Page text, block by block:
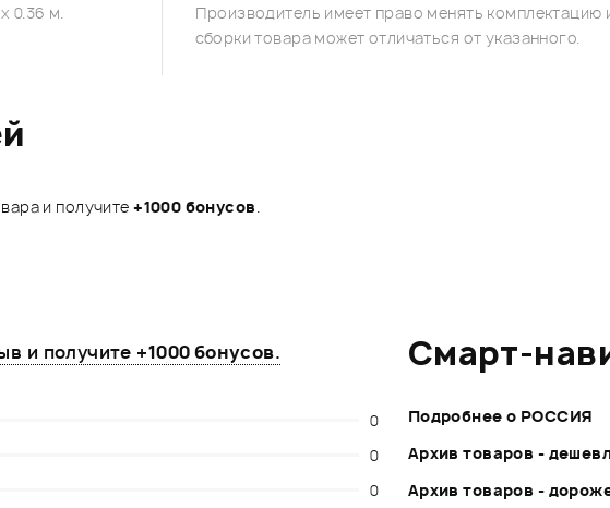
0.36 м.
Производитель имеет право менять
сборки товара может отличаться от указанного.
и получите+1000 бонусов.
и получите +1000 бонусов.
0
0
0
Смарт-
Подробнее о РОССИЯ
Архив товаров -
Архив товаров -